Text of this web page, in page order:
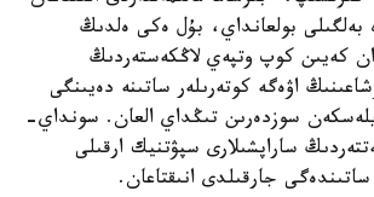
بەلگىلى بولعانداي، بۇل ەكى ەلدىڭ
كەيىن كوپ وتپەي لاڭكەستەردىڭ
اۋەگە كوتەرىلەر ساتىنە دەيىنگى
سوزدەرىن تىڭداي العان. سونداي-
ساراپشىلارى سپۋتنيك ارقىلى
جارقىلدى انىقتاعان.